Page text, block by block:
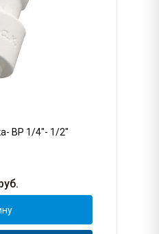
ВР 1/4"- 1/2"